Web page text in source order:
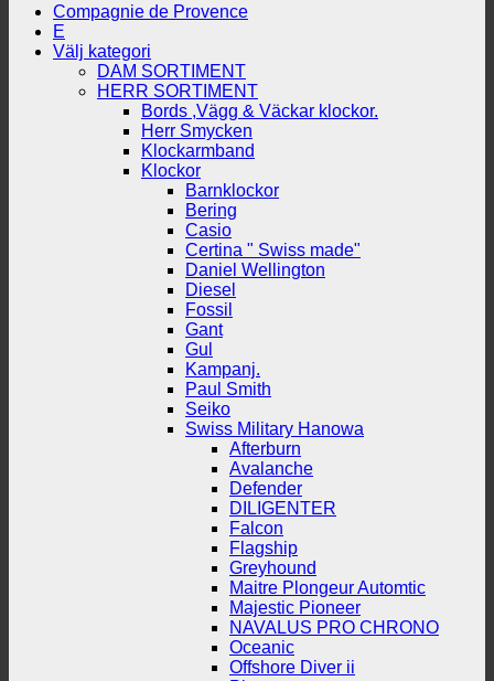
Compagnie de Provence
E
Välj kategori
DAM SORTIMENT
HERR SORTIMENT
Bords ,Vägg & Väckar klockor.
Herr Smycken
Klockarmband
Klockor
Barnklockor
Bering
Casio
Certina " Swiss made"
Daniel Wellington
Diesel
Fossil
Gant
Gul
Kampanj.
Paul Smith
Seiko
Swiss Military Hanowa
Afterburn
Avalanche
Defender
DILIGENTER
Falcon
Flagship
Greyhound
Maitre Plongeur Automtic
Majestic Pioneer
NAVALUS PRO CHRONO
Oceanic
Offshore Diver ii